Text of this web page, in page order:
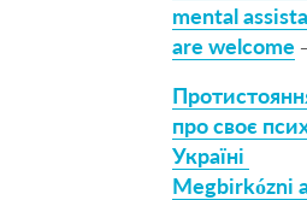
mental
are welcome
про своє
Україні
Megbirkózni